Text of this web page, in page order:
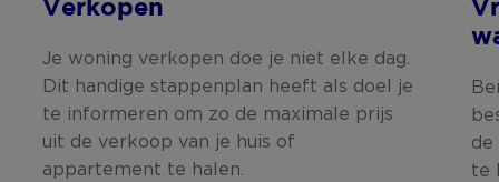
Verkopen
Je woning verkopen doe je niet elke dag.
Dit handige stappenplan heeft als doel je
te informeren om zo de maximale prijs
uit de verkoop van je huis of
appartement te halen.
de
te